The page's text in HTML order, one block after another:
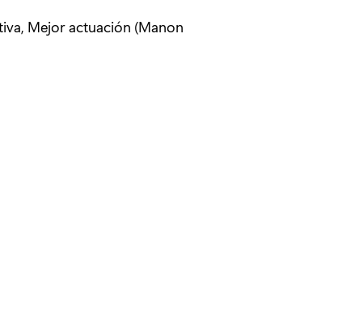
Mejor actuación (Manon